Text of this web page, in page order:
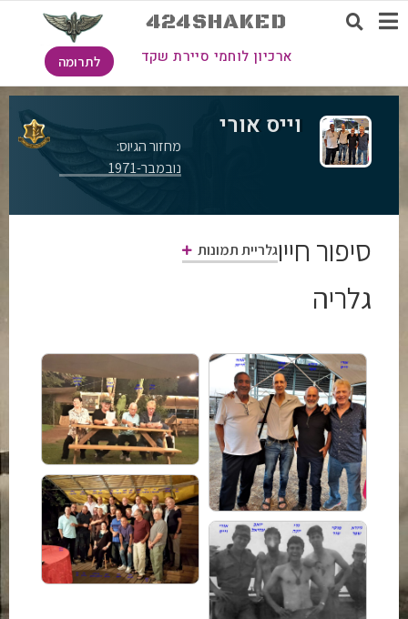
424SHAKED
ארכיון לוחמי סיירת שקד לתרומה
וייס אורי
מחזור הגיוס:
נובמבר-1971
סיפור חייוגלריית תמונות
גלריה